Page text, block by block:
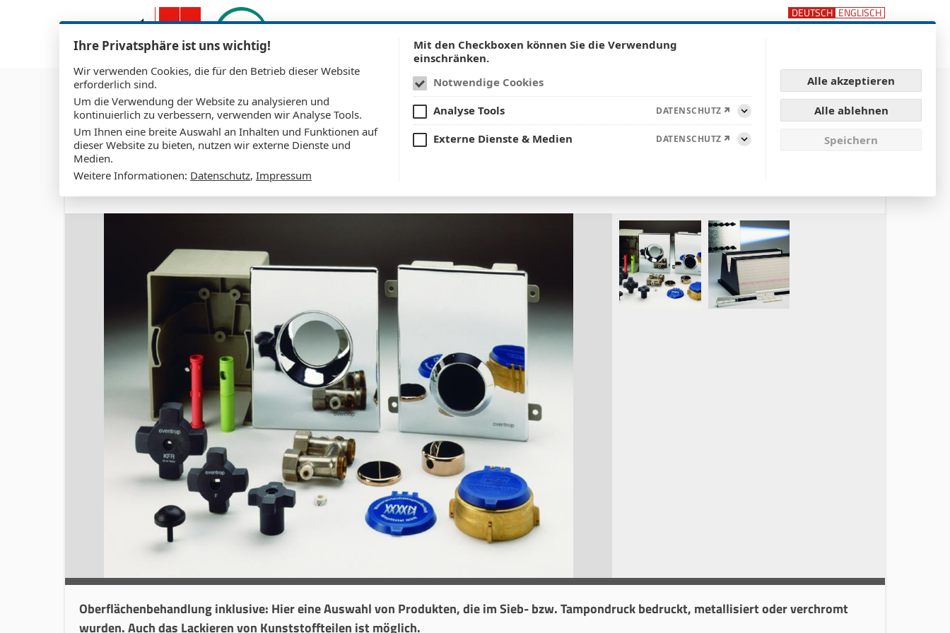
Zum Hauptinhalt springen
Technische Kunststoffteile Untermenü anzeigen für Technische Kunststoffteile
Unternehmen Untermenü anzeigen für Unternehmen
Service / Qualität
Heizung & Klimatechnik
Oberflächenbehandlung inklusive: Hier eine Auswahl von Produkten, die im Sieb- bzw. Tampondruck bedruckt, metallisiert oder verchromt
wurden. Auch das Lackieren von Kunststoffteilen ist möglich.
Ihre Privatsphäre ist uns wichtig!
Wir verwenden Cookies, die für den Betrieb dieser Website
erforderlich sind.
Um die Verwendung der Website zu analysieren und
kontinuierlich zu verbessern, verwenden wir Analyse Tools.
Um Ihnen eine breite Auswahl an Inhalten und Funktionen auf
dieser Website zu bieten, nutzen wir externe Dienste und
Medien.
Weitere Informationen: Datenschutz, Impressum
Mit den Checkboxen können Sie die Verwendung
einschränken.
Notwendige Cookies
Analyse Tools
DATENSCHUTZ
Aufklappen
Externe Dienste & Medien
DATENSCHUTZ
Aufklappen
Alle akzeptieren
Alle ablehnen
Speichern